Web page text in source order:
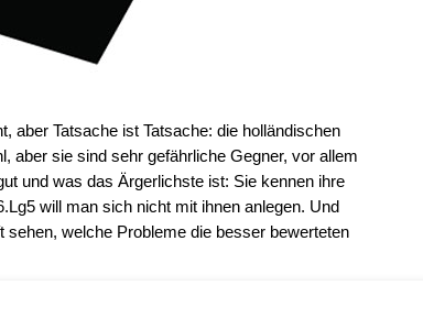
aber Tatsache ist Tatsache: die holländischen
aber sie sind sehr gefährliche Gegner, vor allem
und was das Ärgerlichste ist: Sie kennen ihre
will man sich nicht mit ihnen anlegen. Und
welche Probleme die besser bewerteten